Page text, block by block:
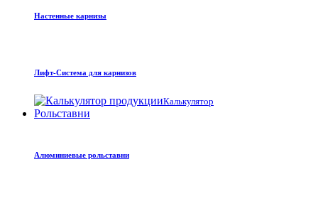
Настенные карнизы
Лифт-Система для карнизов
Калькулятор
Рольставни
Алюминиевые рольставни